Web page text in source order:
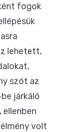
fogok
lehetett,
szót az
járkáló
volt